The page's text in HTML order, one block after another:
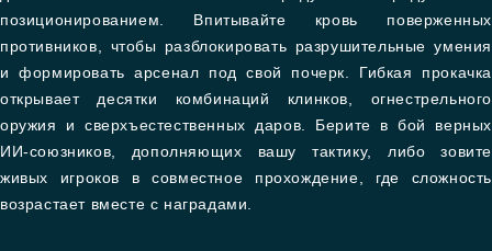
позиционированием. Впитывайте кровь поверженных
противников, чтобы разблокировать разрушительные умения
и формировать арсенал под свой почерк. Гибкая прокачка
открывает десятки комбинаций клинков, огнестрельного
оружия и сверхъестественных даров. Берите в бой верных
ИИ-союзников, дополняющих вашу тактику, либо зовите
живых игроков в совместное прохождение, где сложность
возрастает вместе с наградами.